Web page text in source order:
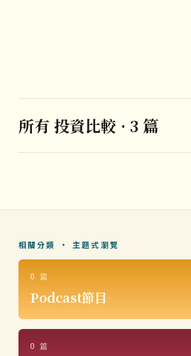
所有 投資比較 · 3 篇
相關分類 · 主題式瀏覽
0 篇
Podcast節目
0 篇